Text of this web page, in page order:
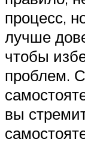
процесс,
лучше
чтобы
проблем.
вы